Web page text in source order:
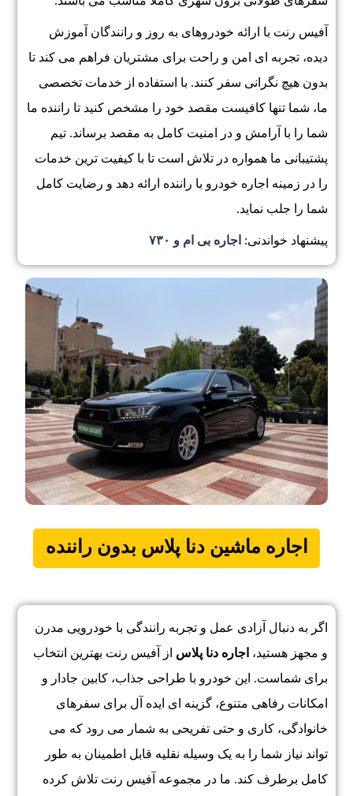
آفیس رنت با ارائه خودروهای به روز و رانندگان آموزش
دیده، تجربه ای امن و راحت برای مشتریان فراهم می کند تا
بدون هیچ نگرانی سفر کنند. با استفاده از خدمات تخصصی
ما، شما تنها کافیست مقصد خود را مشخص کنید تا راننده ما
شما را با آرامش و در امنیت کامل به مقصد برساند. تیم
پشتیبانی ما همواره در تلاش است تا با کیفیت ترین خدمات
را در زمینه اجاره خودرو با راننده ارائه دهد و رضایت کامل
شما را جلب نماید.
پیشنهاد خواندنی: اجاره بی ام و ۷۳۰
اجاره ماشیندنا پلاس بدون راننده
اگر به دنبال آزادی عمل و تجربه رانندگی با خودرویی مدرن
و مجهز هستید، اجاره دنا پلاس از آفیس رنت بهترین انتخاب
برای شماست. این خودرو با طراحی جذاب، کابین جادار و
امکانات رفاهی متنوع، گزینه ای ایده آل برای سفرهای
خانوادگی، کاری و حتی تفریحی به شمار می رود که می
تواند نیاز شما را به یک وسیله نقلیه قابل اطمینان به طور
کامل برطرف کند. ما در مجموعه آفیس رنت تلاش کرده